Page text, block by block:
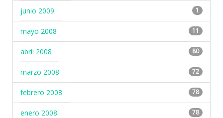
junio 2009 1
mayo 2008 11
abril 2008 80
marzo 2008 72
febrero 2008 78
enero 2008 78